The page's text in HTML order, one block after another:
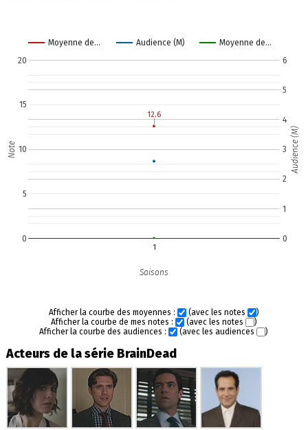
Moyenne de… Audience (M) Moyenne de…
1
0
5
10
15
20
0
1
2
3
4
5
6
12.6
12.6
Saisons
Note Audience (M)
Afficher la courbe des moyennes : (avec les notes
)
Afficher la courbe de mes notes :
(avec les notes
)
Afficher la courbe des audiences :
(avec les audiences )
Acteurs de la série BrainDead